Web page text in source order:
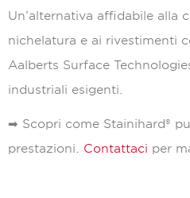
Un’alternativa affidabile alla
nichelatura e ai rivestimenti
Aalberts Surface
industriali esigenti.
➡ Scopri come Stainihard®
prestazioni. Contattaci per